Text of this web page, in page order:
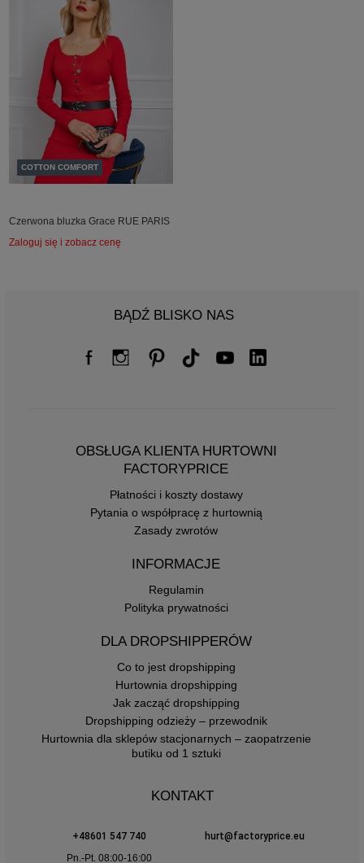
COTTON COMFORT
Czerwona bluzka Grace RUE PARIS
Zaloguj się i zobacz cenę
BĄDŹ BLISKO NAS
OBSŁUGA KLIENTA HURTOWNI
FACTORYPRICE
Płatności i koszty dostawy
Pytania o współpracę z hurtownią
Zasady zwrotów
INFORMACJE
Regulamin
Polityka prywatności
DLA DROPSHIPPERÓW
Co to jest dropshipping
Hurtownia dropshipping
Jak zacząć dropshipping
Dropshipping odzieży – przewodnik
Hurtownia dla sklepów stacjonarnych – zaopatrzenie
butiku od 1 sztuki
KONTAKT
+48601 547 740
hurt@factoryprice.eu
Pn.-Pt. 08:00-16:00